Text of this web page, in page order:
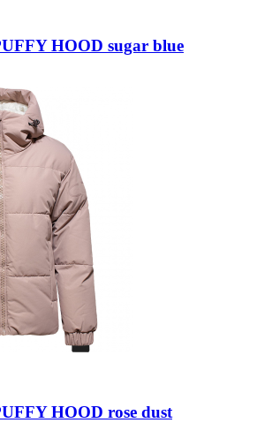
HOOD sugar blue
HOOD rose dust